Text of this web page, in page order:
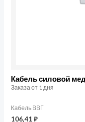
Кабель силовой
Заказа от 1 дня
Кабель ВВГ
106,41₽